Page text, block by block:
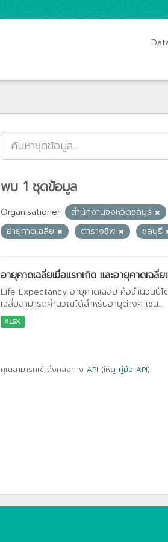
พบ 1 ชุดข้อมูล
Organisationer: สำนักงานจังหวัดชลบุรี
อายุคาดเฉลี่ย
ตารางชีพ ชลบุรี
อายุคาดเฉลี่ยเมื่อแรกเกิด และอายุคาดเฉลี่
Life Expectancy อายุคาดเฉลี่ย คือจำนวนปี
เฉลี่ยสามารถคำนวณได้สำหรับอายุต่างๆ เช่น...
XLSX
คุณสามารถเข้าถึงคลังทาง API (ให้ดู คู่มือ API).